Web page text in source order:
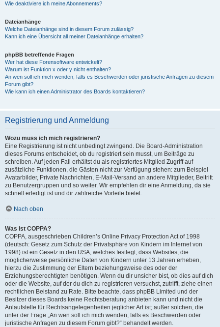
Wie deaktiviere ich meine Abonnements?
Dateianhänge
Welche Dateianhänge sind in diesem Forum zulässig?
Kann ich eine Übersicht all meiner Dateianhänge erhalten?
phpBB betreffende Fragen
Wer hat diese Forensoftware entwickelt?
Warum ist Funktion x oder y nicht enthalten?
An wen soll ich mich wenden, falls es Beschwerden oder juristische Anfragen zu diesem
Forum gibt?
Wie kann ich einen Administrator des Boards kontaktieren?
Registrierung und Anmeldung
Wozu muss ich mich registrieren?
Eine Registrierung ist nicht unbedingt zwingend. Die Board-Administration
dieses Forums entscheidet, ob du registriert sein musst, um Beiträge zu
schreiben. Auf jeden Fall erhältst du als registriertes Mitglied Zugriff auf
zusätzliche Funktionen, die Gästen nicht zur Verfügung stehen: zum Beispiel
Avatarbilder, Private Nachrichten, E-Mail-Versand an andere Mitglieder, Beitritt
zu Benutzergruppen und so weiter. Wir empfehlen dir eine Anmeldung, da sie
schnell erledigt ist und dir zahlreiche Vorteile bietet.
Nach oben
Was ist COPPA?
COPPA, ausgeschrieben Children’s Online Privacy Protection Act of 1998
(deutsch: Gesetz zum Schutz der Privatsphäre von Kindern im Internet von
1998) ist ein Gesetz in den USA, welches festlegt, dass Websites, die
möglicherweise persönliche Daten von Kindern unter 13 Jahren erheben,
hierzu die Zustimmung der Eltern beziehungsweise des oder der
Erziehungsberechtigten benötigen. Wenn du dir unsicher bist, ob dies auf dich
oder die Website, auf der du dich zu registrieren versuchst, zutrifft, ziehe einen
rechtlichen Beistand zu Rate. Bitte beachte, dass phpBB Limited und der
Besitzer dieses Boards keine Rechtsberatung anbieten kann und nicht die
Anlaufstelle für Rechtsangelegenheiten jeglicher Art ist; außer solchen, die
unter der Frage „An wen soll ich mich wenden, falls es Beschwerden oder
juristische Anfragen zu diesem Forum gibt?“ behandelt werden.